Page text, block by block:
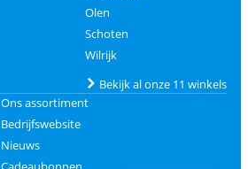
Olen
Schoten
Wilrijk
Bekijk al onze 11 winkels
Ons assortiment
Bedrijfswebsite
Nieuws